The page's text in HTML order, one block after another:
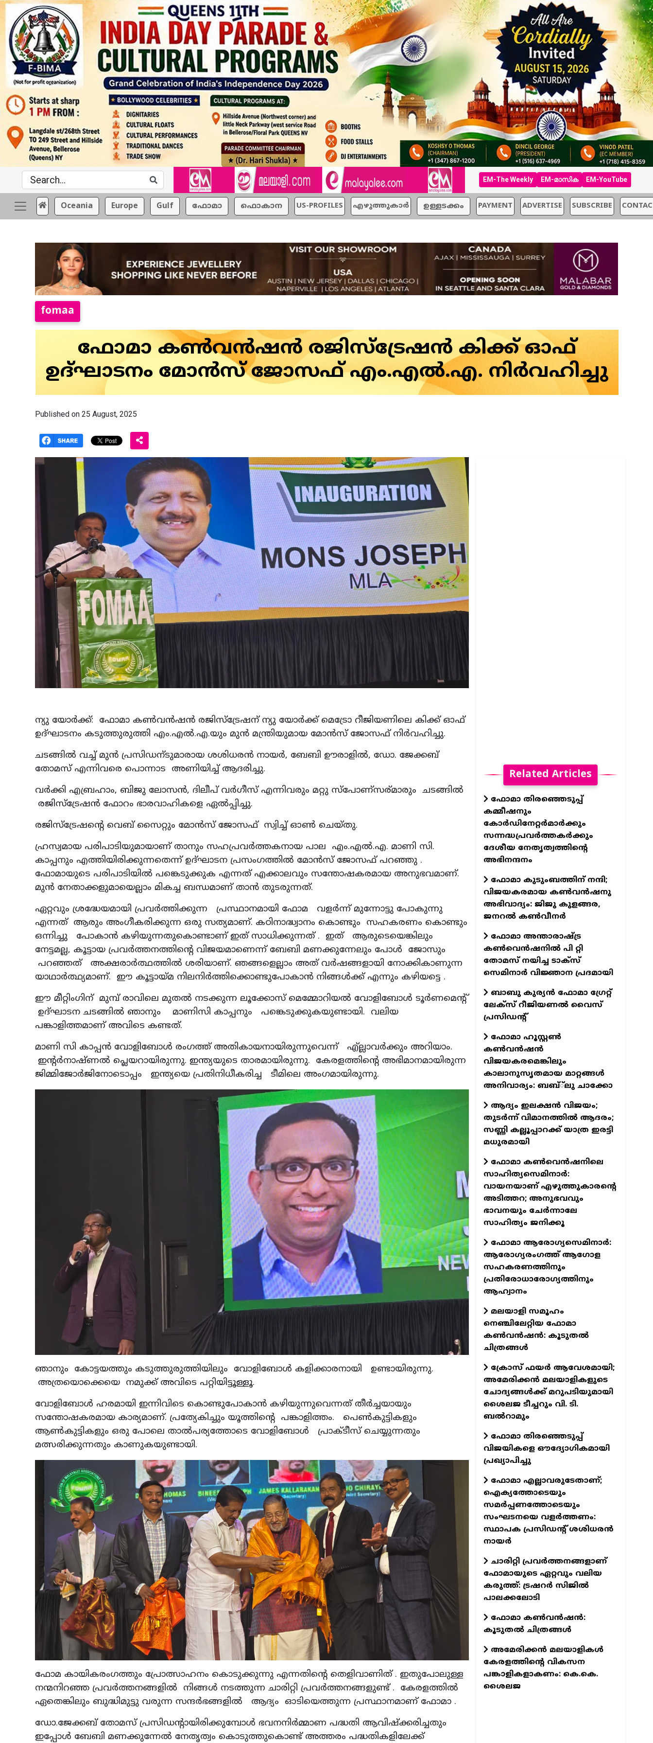
EM-The Weekly EM-മാസിക EM-YouTube
Oceania Europe Gulf ഫോമാ ഫൊകാന US-PROFILES എഴുത്തുകാര്‍ ഉള്ളടക്കം PAYMENT ADVERTISE SUBSCRIBE
fomaa
ഫോമാ കൺവൻഷൻ രജിസ്‌ട്രേഷൻ കിക്ക് ഓഫ്
ഉദ്ഘാടനം മോൻസ് ജോസഫ് എം.എൽ.എ. നിർവഹിച്ചു
Published on 25 August, 2025
ന്യു യോർക്ക്: ഫോമാ കൺവൻഷൻ രജിസ്ട്രേഷന് ന്യു യോർക്ക് മെട്രോ റീജിയണിലെ കിക്ക് ഓഫ്
ഉദ്ഘാടനം കടുത്തുരുത്തി എം.എൽ.എ.യും മുൻ മന്ത്രിയുമായ മോൻസ് ജോസഫ് നിർവഹിച്ചു.
ചടങ്ങിൽ വച്ച് മുൻ പ്രസിഡന്ടുമാരായ ശശിധരൻ നായർ, ബേബി ഊരാളിൽ, ഡോ. ജേക്കബ്
തോമസ് എന്നിവരെ പൊന്നാട അണിയിച്ച് ആദരിച്ചു.
വർക്കി എബ്രഹാം, ബിജു ലോസൻ, ദിലീപ് വർഗീസ് എന്നിവരും മറ്റു സ്പോണ്സര്മാരും ചടങ്ങിൽ
രജിസ്‌ട്രേഷൻ ഫോറം ഭാരവാഹികളെ ഏൽപ്പിച്ചു.
രജിസ്ട്രേഷന്റെ വെബ് സൈറ്റും മോൻസ് ജോസഫ് സ്വിച്ച് ഓൺ ചെയ്തു.
ഹ്രസ്വമായ പരിപാടിയുമായാണ് താനും സഹപ്രവർത്തകനായ പാല എം.എൽ.എ. മാണി സി.
കാപ്പനും എത്തിയിരിക്കുന്നതെന്ന് ഉദ്ഘാടന പ്രസംഗത്തിൽ മോൻസ് ജോസഫ് പറഞ്ഞു .
ഫോമായുടെ പരിപാടിയിൽ പങ്കെടുക്കുക എന്നത് എക്കാലവും സന്തോഷകരമായ അനുഭവമാണ്.
മുൻ നേതാക്കളുമായെല്ലാം മികച്ച ബന്ധമാണ് താൻ തുടരുന്നത്.
ഏറ്റവും ശ്രദ്ധേയമായി പ്രവര്‍ത്തിക്കുന്ന പ്രസ്ഥാനമായി ഫോമ വളര്‍ന്ന് മുന്നോട്ടു പോകുന്നു
എന്നത് ആരും അംഗീകരിക്കുന്ന ഒരു സത്യമാണ്. കഠിനാദ്ധ്വാനം കൊണ്ടും സഹകരണം കൊണ്ടും
ഒന്നിച്ചു പോകാന്‍ കഴിയുന്നതുകൊണ്ടാണ് ഇത് സാധിക്കുന്നത് . ഇത് ആരുടെയെങ്കിലും
നേട്ടമല്ല, കൂട്ടായ പ്രവര്‍ത്തനത്തിന്റെ വിജയമാണെന്ന് ബേബി മണക്കുന്നേലും പോൾ ജോസും
പറഞ്ഞത് അക്ഷരാര്‍ത്ഥത്തില്‍ ശരിയാണ്. ഞങ്ങളെല്ലാം അത് വര്‍ഷങ്ങളായി നോക്കികാണുന്ന
യാഥാര്‍ത്ഥ്യമാണ്. ഈ കൂട്ടായ്മ നിലനിര്‍ത്തിക്കൊണ്ടുപോകാന്‍ നിങ്ങള്‍ക്ക് എന്നും കഴിയട്ടെ .
ഈ മീറ്റിംഗിന് മുമ്പ് രാവിലെ മുതല്‍ നടക്കുന്ന ലൂക്കോസ് മെമ്മോറിയല്‍ വോളിബോള്‍ ടൂര്‍ണമെന്റ്
ഉദ്ഘാടന ചടങ്ങിൽ ഞാനും മാണിസി കാപ്പനും പങ്കെടുക്കുകയുണ്ടായി. വലിയ
പങ്കാളിത്തമാണ് അവിടെ കണ്ടത്.
മാണി സി കാപ്പന്‍ വോളിബോള്‍ രംഗത്ത് അതികായനായിരുന്നുവെന്ന് എ്ല്ലാവര്‍ക്കും അറിയാം.
ഇന്റര്‍നാഷ്ണല്‍ പ്ലെയറായിരുന്നു. ഇന്ത്യയുടെ താരമായിരുന്നു. കേരളത്തിന്റെ അഭിമാനമായിരുന്ന
ജിമ്മിജോര്‍ജിനോടൊപ്പം ഇന്ത്യയെ പ്രതിനിധീകരിച്ച ടീമിലെ അംഗമായിരുന്നു.
ഞാനും കോട്ടയത്തും കടുത്തുരുത്തിയിലും വോളിബോൾ കളിക്കാരനായി ഉണ്ടായിരുന്നു.
അത്രയൊക്കെയെ നമുക്ക് അവിടെ പറ്റിയിട്ടൂള്ളൂ.
വോളിബോള്‍ ഹരമായി ഇന്നിവിടെ കൊണ്ടുപോകാന്‍ കഴിയുന്നുവെന്നത് തീര്‍ച്ചയായും
സന്തോഷകരമായ കാര്യമാണ്. പ്രത്യേകിച്ചും യൂത്തിന്റെ പങ്കാളിത്തം. പെണ്‍കുട്ടികളും
ആണ്‍കുട്ടികളും ഒരു പോലെ താല്‍പര്യത്തോടെ വോളിബോള്‍ പ്രാക്ടീസ് ചെയ്യുന്നതും
മത്സരിക്കുന്നതും കാണുകയുണ്ടായി.
ഫോമ കായികരംഗത്തും പ്രോത്സാഹനം കൊടുക്കുന്നു എന്നതിന്റെ തെളിവാണിത് . ഇതുപോലുള്ള
നന്മനിറഞ്ഞ പ്രവര്‍ത്തനങ്ങളില്‍ നിങ്ങള്‍ നടത്തുന്ന ചാരിറ്റി പ്രവര്‍ത്തനങ്ങളുണ്ട് . കേരളത്തില്‍
ഏതെങ്കിലും ബുദ്ധിമുട്ടു വരുന്ന സന്ദര്‍ഭങ്ങളില്‍ ആദ്യം ഓടിയെത്തുന്ന പ്രസ്ഥാനമാണ് ഫോമാ .
ഡോ.ജേക്കബ് തോമസ് പ്രസിഡന്റായിരിക്കുമ്പോള്‍ ഭവനനിര്‍മ്മാണ പദ്ധതി ആവിഷ്‌ക്കരിച്ചതും
ഇപ്പോള്‍ ബേബി മണക്കുന്നേല്‍ നേതൃത്വം കൊടുത്തുകൊണ്ട് അത്തരം പദ്ധതികളിലേക്ക്
Related Articles
ഫോമാ തിരഞ്ഞെടുപ്പ്
കമ്മീഷനും
കോർഡിനേറ്റർമാർക്കും
സന്നദ്ധപ്രവർത്തകർക്കും
ദേശീയ നേതൃത്വത്തിന്റെ
അഭിനന്ദനം
ഫോമാ കുടുംബത്തിന് നന്ദി;
വിജയകരമായ കൺവൻഷനു
അഭിവാദ്യം: ജിജു കുളങ്ങര,
ജനറൽ കൺവീനർ
ഫോമാ അന്താരാഷ്ട്ര
കൺവെൻഷനിൽ പി റ്റി
തോമസ് നയിച്ച ടാക്‌സ്‌
സെമിനാർ വിജ്ഞാന പ്രദമായി
ബാബു കുര്യൻ ഫോമാ ഗ്രേറ്റ്
ലേക്സ് റീജിയണൽ വൈസ്
പ്രസിഡന്റ്
ഫോമാ ഹൂസ്റ്റൺ
കൺവൻഷൻ
വിജയകരമെങ്കിലും
കാലാനുസൃതമായ മാറ്റങ്ങൾ
അനിവാര്യം: ബബ്്‌ലു ചാക്കോ
ആദ്യം ഇലക്ഷൻ വിജയം;
തുടർന്ന് വിമാനത്തിൽ ആദരം;
സണ്ണി കല്ലൂപ്പാറക്ക് യാത്ര ഇരട്ടി
മധുരമായി
ഫോമാ കൺവെൻഷനിലെ
സാഹിത്യസെമിനാർ:
വായനയാണ് എഴുത്തുകാരന്റെ
അടിത്തറ; അനുഭവവും
ഭാവനയും ചേർന്നാലേ
സാഹിത്യം ജനിക്കൂ
ഫോമാ ആരോഗ്യസെമിനാർ:
ആരോഗ്യരംഗത്ത് ആഗോള
സഹകരണത്തിനും
പ്രതിരോധാരോഗ്യത്തിനും
ആഹ്വാനം
മലയാളി സമൂഹം
നെഞ്ചിലേറ്റിയ ഫോമാ
കണ്‍വന്‍ഷന്‍: കൂടുതല്‍
ചിത്രങ്ങള്‍
ക്രോസ് ഫയർ ആവേശമായി;
അമേരിക്കൻ മലയാളികളുടെ
ചോദ്യങ്ങൾക്ക് മറുപടിയുമായി
ശൈലജ ടീച്ചറും വി. ടി.
ബൽറാമും
ഫോമാ തിരഞ്ഞെടുപ്പ്
വിജയികളെ ഔദ്യോഗികമായി
പ്രഖ്യാപിച്ചു
ഫോമാ എല്ലാവരുടേതാണ്;
ഐക്യത്തോടെയും
സമർപ്പണത്തോടെയും
സംഘടനയെ വളർത്തണം:
സ്ഥാപക പ്രസിഡന്റ് ശശിധരൻ
നായർ
ചാരിറ്റി പ്രവർത്തനങ്ങളാണ്
ഫോമായുടെ ഏറ്റവും വലിയ
കരുത്ത്: ട്രഷറർ സിജിൽ
പാലക്കലോടി
ഫോമാ കണ്‍വന്‍ഷന്‍:
കൂടുതല്‍ ചിത്രങ്ങള്‍
അമേരിക്കൻ മലയാളികൾ
കേരളത്തിന്റെ വികസന
പങ്കാളികളാകണം: കെ.കെ.
ശൈലജ